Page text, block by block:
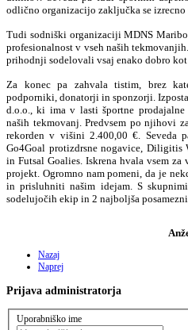
odlično organizacijo zaključka se izrecno
Tudi sodniški organizaciji MDNS
profesionalnost v vseh naših
prihodnji sodelovali vsaj enako dobro kot
Za konec pa zahvala tistim, brez
podporniki, donatorji in sponzorji.
d.o.o., ki ima v lasti športne
naših tekmovanj. Predvsem po njihovi
rekorden v višini 2.400,00 €. Seveda
Go4Goal protizdrsne nogavice, Diligitis
in Futsal Goalies. Iskrena hvala vsem
projekt. Ogromno nam pomeni, da je
in prisluhniti našim idejam. S
sodelujočih ekip in 2 najboljša
Nazaj
Naprej
Prijava administratorja
Uporabniško ime